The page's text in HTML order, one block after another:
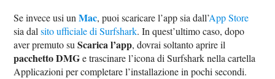
Se invece usi unMac, puoi scaricare l’app sia dall’App Store
sia dalsito ufficiale di Surfshark. In quest’ultimo caso, dopo
aver premuto suScarica l’app, dovrai soltanto aprire il
pacchetto DMGe trascinare l’icona di Surfshark nella cartella
Applicazioni per completare l’installazione in pochi secondi.